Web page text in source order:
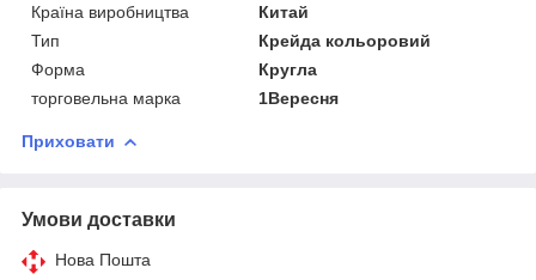
Країна виробництва
Китай
Тип
Крейда кольоровий
Форма
Кругла
торговельна марка
1Вересня
Приховати
Умови доставки
Нова Пошта